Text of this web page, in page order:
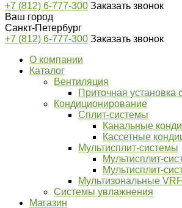
+7 (812) 6-777-300 Заказать звонок
Ваш город
Санкт-Петербург
+7 (812) 6-777-300 Заказать звонок
О компании
Каталог
Вентиляция
Приточная установка
Кондиционирование
Сплит-системы
Канальные
Кассетные
Мультисплит-системы
Мультисплит-
Мультисплит-
Мультизональные
Системы увлажнения
Магазин